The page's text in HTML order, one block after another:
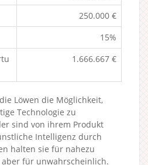
250.000 €
15%
1.666.667 €
Löwen die Möglichkeit,
Technologie zu
sind von ihrem Produkt
Intelligenz durch
halten sie für nahezu
für unwahrscheinlich.